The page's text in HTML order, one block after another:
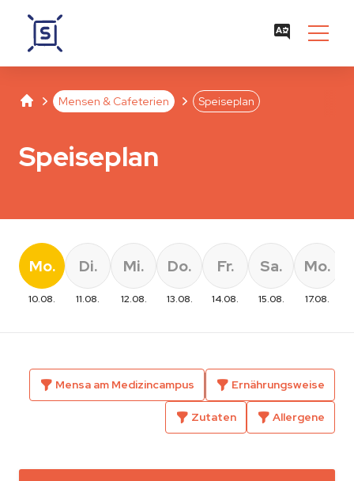
Studentenwerk Leipzig
SeparatorMensen & Cafeterien
Separator Speiseplan
Speiseplan
Mo.
10.08.
Di.
11.08.
Mi.
12.08.
Do.
13.08.
Fr.
14.08.
Sa.
15.08.
Mo.
17.08.
Mensa am Medizincampus Ernährungsweise
Zutaten Allergene